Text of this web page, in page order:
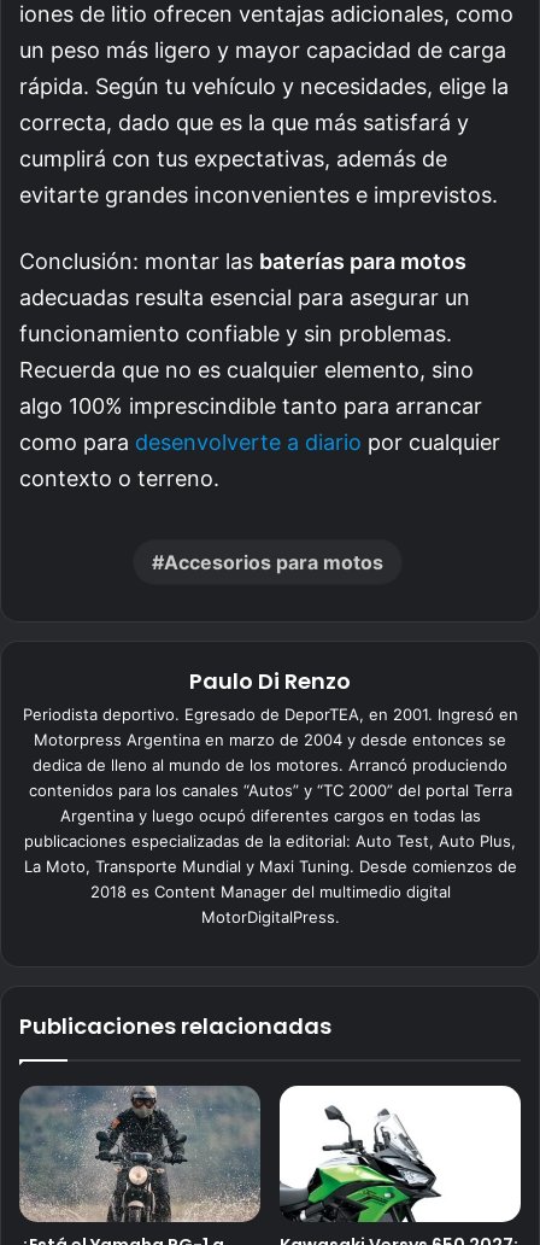
iones de litio ofrecen ventajas adicionales, como
un peso más ligero y mayor capacidad de carga
rápida. Según tu vehículo y necesidades, elige la
correcta, dado que es la que más satisfará y
cumplirá con tus expectativas, además de
evitarte grandes inconvenientes e imprevistos.
Conclusión: montar las baterías para motos
adecuadas resulta esencial para asegurar un
funcionamiento confiable y sin problemas.
Recuerda que no es cualquier elemento, sino
algo 100% imprescindible tanto para arrancar
como para desenvolverte a diario por cualquier
contexto o terreno.
Accesorios para motos
Paulo Di Renzo
Periodista deportivo. Egresado de DeporTEA, en 2001. Ingresó en
Motorpress Argentina en marzo de 2004 y desde entonces se
dedica de lleno al mundo de los motores. Arrancó produciendo
contenidos para los canales “Autos” y “TC 2000” del portal Terra
Argentina y luego ocupó diferentes cargos en todas las
publicaciones especializadas de la editorial: Auto Test, Auto Plus,
La Moto, Transporte Mundial y Maxi Tuning. Desde comienzos de
2018 es Content Manager del multimedio digital
MotorDigitalPress.
Publicaciones relacionadas